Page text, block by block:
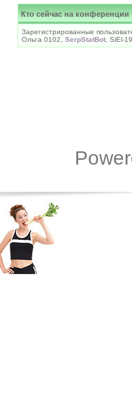
Кто сейчас на конференции
Зарегистрированные
Ольга 0102, SerpStatBot , SiEl-